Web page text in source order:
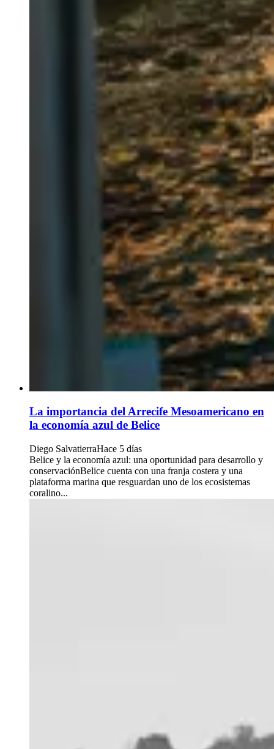
La importancia del Arrecife Mesoamericano en
la economía azul de Belice
Diego SalvatierraHace 5 días
Belice y la economía azul: una oportunidad para desarrollo y
conservaciónBelice cuenta con una franja costera y una
plataforma marina que resguardan uno de los ecosistemas
coralino...